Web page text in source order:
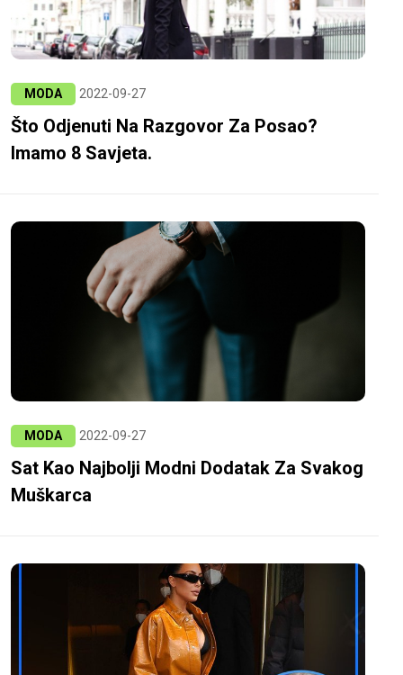
MODA 2022-09-27
Što Odjenuti Na Razgovor Za Posao?
Imamo 8 Savjeta.
MODA 2022-09-27
Sat Kao Najbolji Modni Dodatak Za Svakog
Muškarca